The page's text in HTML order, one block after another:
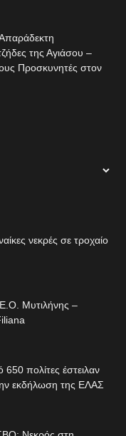
της Αγιάσου –
Προσκυνητές στον
νεκρές σε τροχαίο
Μυτιλήνης –
πολίτες έστειλαν
εκδήλωση της ΕΛΑΣ